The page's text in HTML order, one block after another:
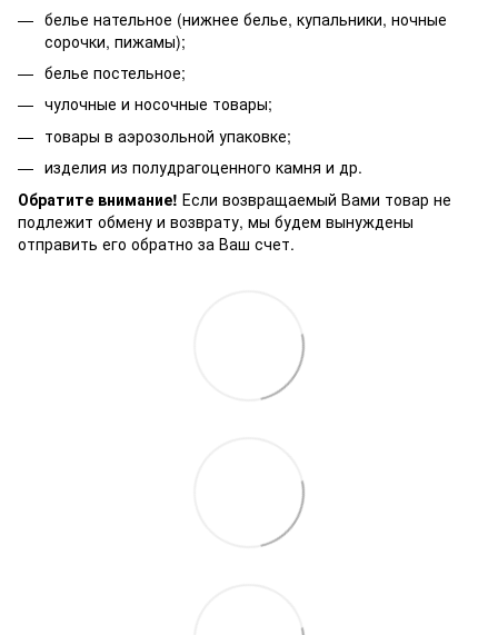
белье нательное (нижнее белье, купальники, ночные
сорочки, пижамы);
белье постельное;
чулочные и носочные товары;
товары в аэрозольной упаковке;
изделия из полудрагоценного камня и др.
Обратите внимание! Если возвращаемый Вами товар не
подлежит обмену и возврату, мы будем вынуждены
отправить его обратно за Ваш счет.